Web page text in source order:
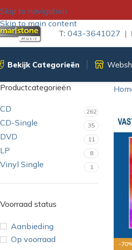
Skip to navigation
Skip to main content
T: 043-3641027 |
Bekijk Categorieën
Productcategorieën
CD 262
CD-Single 35
DVD 11
LP 8
Vinyl Single 1
Voorraad status
Aanbieding
Op voorraad
-